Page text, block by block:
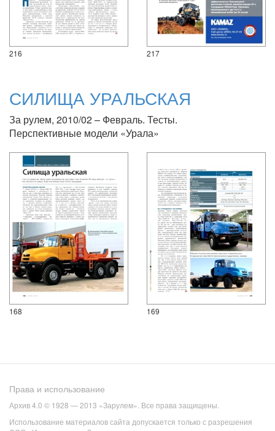
216 217
СИЛИЩА УРАЛЬСКАЯ
За рулем, 2010/02 – Февраль. Тесты.
Перспективные модели «Урала»
168 169
Права и использование
Архив 4.0 © 1928 — 2013 «Зарулем». Все права защищены.
Использование материалов сайта допускается только с разрешения